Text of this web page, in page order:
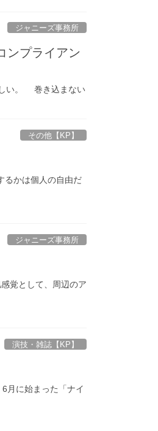
ジャニーズ事務所
ンプライアン
い。 巻き込まない
その他【KP】
るかは個人の自由だ
ジャニーズ事務所
覚として、周辺のア
演技・雑誌【KP】
月に始まった「ナイ